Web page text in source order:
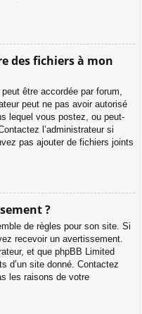
des fichiers à mon
être accordée par forum,
peut ne pas avoir autorisé
lequel vous postez, ou peut-
l’administrateur si
pas ajouter de fichiers joints
?
de règles pour son site. Si
recevoir un avertissement.
et que phpBB Limited
d’un site donné. Contactez
les raisons de votre